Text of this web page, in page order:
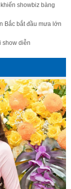
showbiz bàng
Bắc bắt đầu mưa lớn
show diễn